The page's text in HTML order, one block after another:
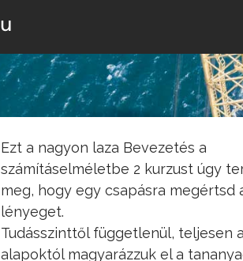
Ezt a nagyon laza Bevezetés a
számításelméletbe 2 kurzust úgy
meg, hogy egy csapásra megértsd
lényeget.
Tudásszinttől függetlenül, teljesen
alapoktól magyarázzuk el a